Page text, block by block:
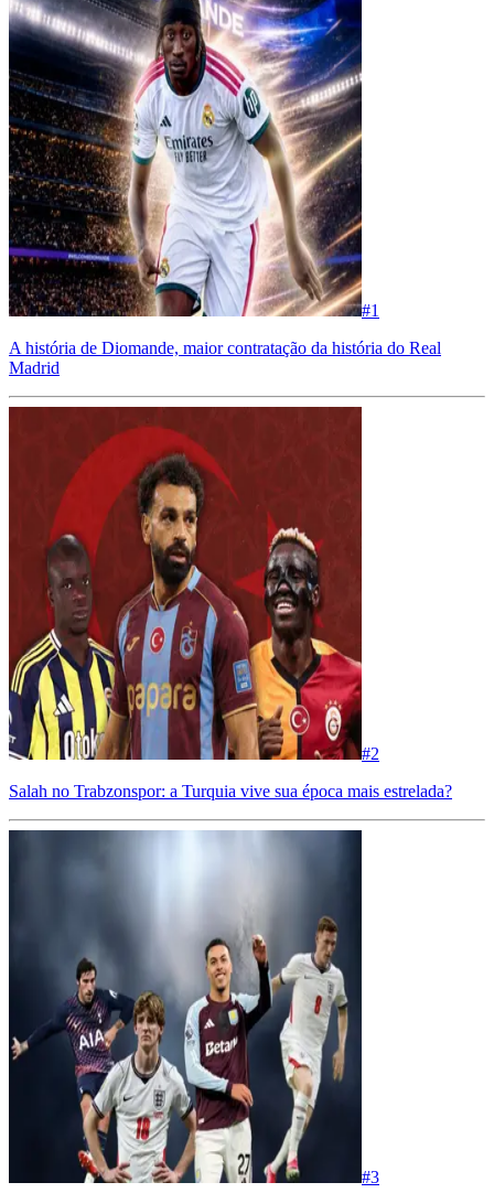
#1
A história de Diomande, maior contratação da história do Real
Madrid
#2
Salah no Trabzonspor: a Turquia vive sua época mais estrelada?
#3